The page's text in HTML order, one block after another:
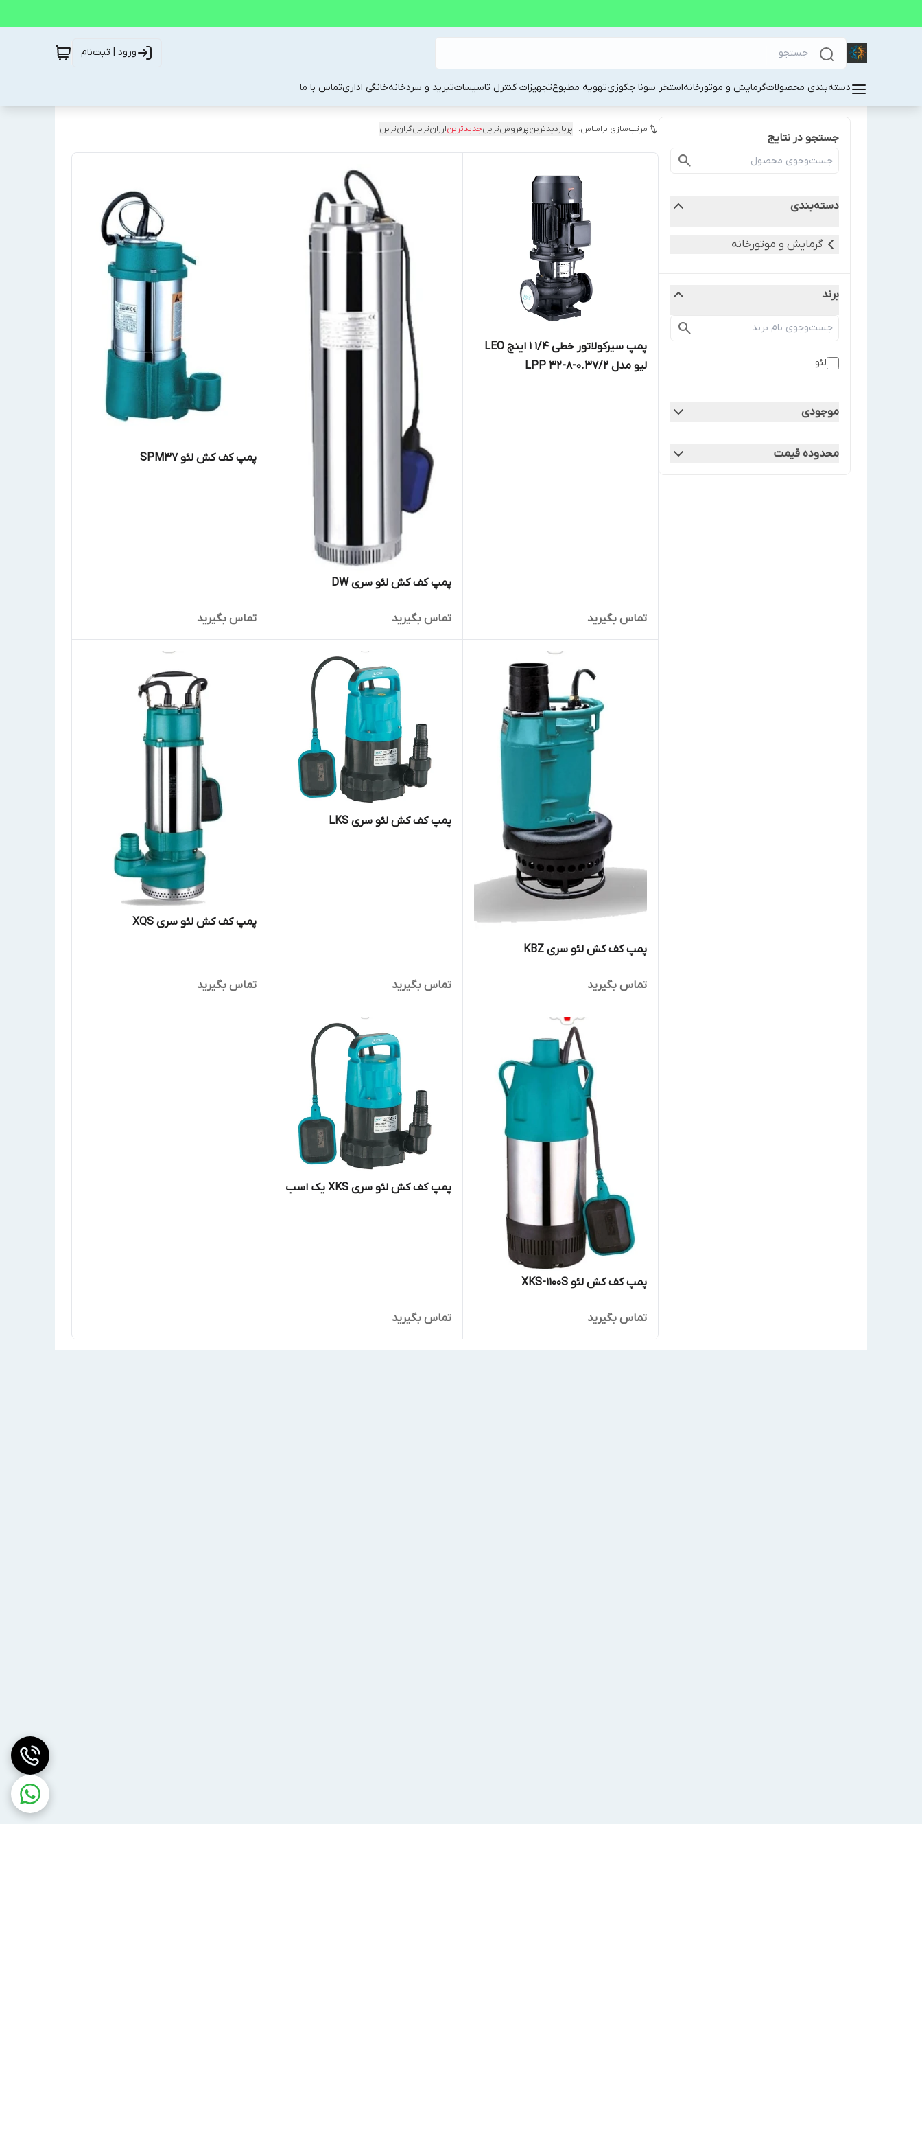
ورود | ثبت‌نام
دسته‌بندی محصولاتگرمایش و موتورخانهاستخر سونا جکوزیتهویه مطبوعتجهیزات کنترل تاسیساتتبرید و سردخانهخانگی اداریتماس با ما
جستجو در نتایج
دسته‌بندی
گرمایش و موتورخانه
برند
لئو
موجودی
محدوده قیمت
مرتب‌سازی براساس: پربازدیدترینپرفروش‌ترینجدیدترینارزان‌ترینگران‌ترین
پمپ سیرکولاتور خطی 1/4 1 اینچ LEO
لیو مدل LPP 32-8-0.37/2
تماس بگیرید
پمپ کف کش لئو سری DW
تماس بگیرید
پمپ کف کش لئو SPM37
تماس بگیرید
پمپ کف کش لئو سری KBZ
تماس بگیرید
پمپ کف کش لئو سری LKS
تماس بگیرید
پمپ کف کش لئو سری XQS
تماس بگیرید
پمپ کف کش لئو XKS-1100S
تماس بگیرید
پمپ کف کش لئو سری XKS یک اسب
تماس بگیرید